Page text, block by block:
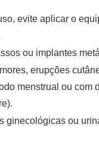
evite aplicar o
ou implantes
erupções
menstrual ou com
ginecológicas ou